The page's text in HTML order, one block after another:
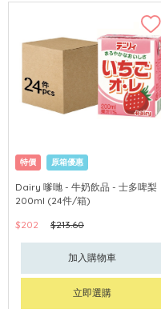
特價 原箱優惠
Dairy 嗲哋 - 牛奶飲品 - 士多啤梨
200ml (24件/箱)
$202
$213.60
加入購物車
立即選購